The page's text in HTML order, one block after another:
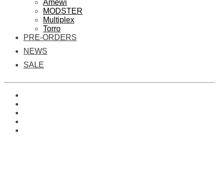
Amewi
MODSTER
Multiplex
Torro
PRE-ORDERS
NEWS
SALE